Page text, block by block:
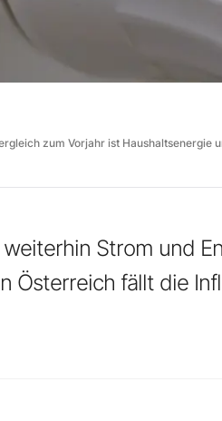
zum Vorjahr ist Haushaltsenergie
Strom und
Österreich fällt die